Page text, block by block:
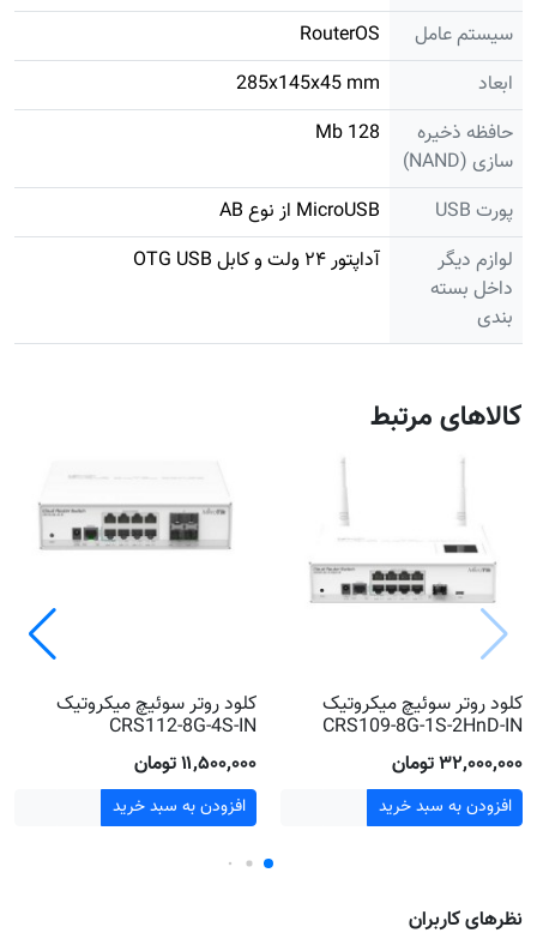
سیستم عامل
RouterOS
ابعاد
285x145x45 mm
حافظه ذخیره
سازی (NAND)
128 Mb
پورت USB
MicroUSB از نوع AB
لوازم دیگر
داخل بسته
بندی
آداپتور ۲۴ ولت و کابل OTG USB
کالاهای مرتبط
کلود روتر سوئیچ میکروتیک
CRS109-8G-1S-2HnD-IN
۳۲٬۰۰۰٬۰۰۰ تومان
افزودن به سبد خرید
کلود روتر سوئیچ میکروتیک
CRS112-8G-4S-IN
۱۱٬۵۰۰٬۰۰۰ تومان
افزودن به سبد خرید
نظر‌های کاربران